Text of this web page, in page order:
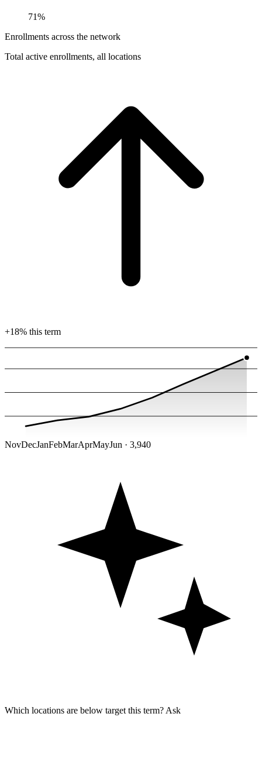
71%
Enrollments across the network
Total active enrollments, all locations
+18% this term
NovDecJanFebMarAprMayJun · 3,940
Which locations are below target this term? Ask